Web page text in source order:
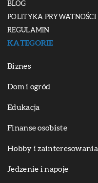
BLOG
POLITYKA PRYWATNOŚCI
REGULAMIN
KATEGORIE
Biznes
Dom i ogród
Edukacja
Finanse osobiste
Hobby i zainteresowania
Jedzenie i napoje